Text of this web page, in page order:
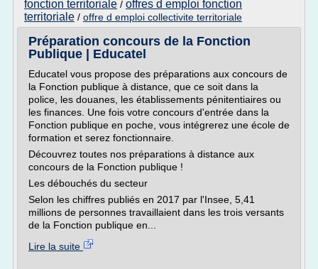
fonction territoriale / offres d emploi fonction
territoriale / offre d emploi collectivite territoriale
Préparation concours de la Fonction
Publique | Educatel
Educatel vous propose des préparations aux concours de
la Fonction publique à distance, que ce soit dans la
police, les douanes, les établissements pénitentiaires ou
les finances. Une fois votre concours d'entrée dans la
Fonction publique en poche, vous intégrerez une école de
formation et serez fonctionnaire.
Découvrez toutes nos préparations à distance aux
concours de la Fonction publique !
Les débouchés du secteur
Selon les chiffres publiés en 2017 par l'Insee, 5,41
millions de personnes travaillaient dans les trois versants
de la Fonction publique en...
Lire la suite